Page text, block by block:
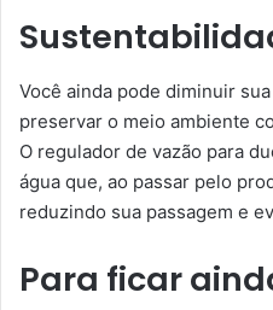
Você ainda pode diminuir
preservar o meio ambiente
O regulador de vazão para
água que, ao passar pelo
reduzindo sua passagem e
Para ficar